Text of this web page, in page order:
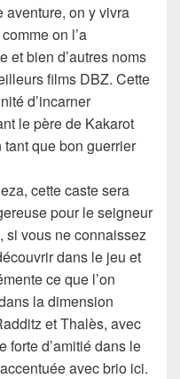
aventure, on y vivra
on l’a
et bien d’autres noms
films DBZ. Cette
d’incarner
le père de Kakarot
que bon guerrier
cette caste sera
pour le seigneur
si vous ne connaissez
dans le jeu et
ce que l’on
la dimension
et Thalès, avec
forte d’amitié dans le
avec brio ici.